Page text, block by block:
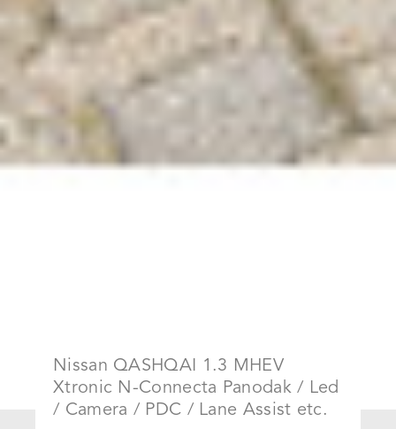
Nissan QASHQAI 1.3 MHEV
Xtronic N-Connecta Panodak / Led
/ Camera / PDC / Lane Assist etc.